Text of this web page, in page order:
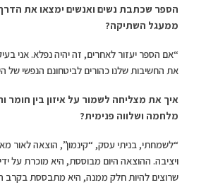
הספר שכתבת נשים ואנשים ימצאו את
ממעגל השתיקה?
“אם הספר יעזור לאחרים, זה יהיה נפלא. אני
את החשיבות שלנו כהורים לביטחונם הנפשי של
איך את מצליחה לשמור על איזון בין חומר
מלחמה ושלווה פנימית?
“לשמחתי, בניתי עסק, “קינמון”, הוצאה לאור
ויציבה. ההוצאה היום מבוססת, היא מוכרת על
שרוצים להיות חלק ממנה, היא מתבססת בקרב